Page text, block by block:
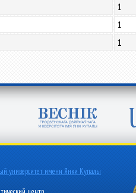
1
1
1
университет имени Янки Купалы